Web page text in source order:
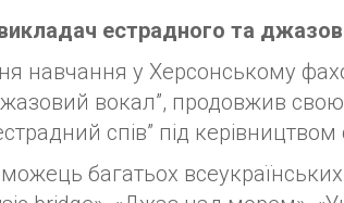
естрадного та
навчання у Херсонському
вокал”, продовжив
спів” під
багатьох